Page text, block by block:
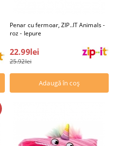
Penar cu fermoar, ZIP..IT Animals -
roz - Iepure
22.99lei
25.92lei